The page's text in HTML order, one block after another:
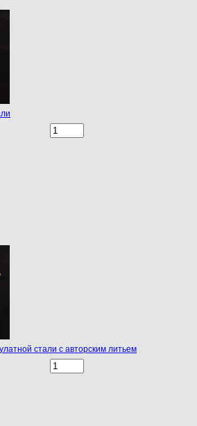
стали с авторским литьем